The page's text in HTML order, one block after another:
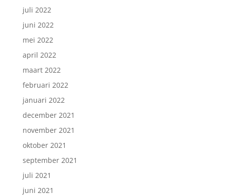
juli 2022
juni 2022
mei 2022
april 2022
maart 2022
februari 2022
januari 2022
december 2021
november 2021
oktober 2021
september 2021
juli 2021
juni 2021